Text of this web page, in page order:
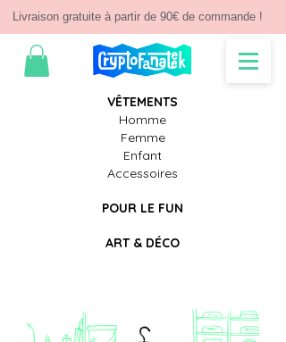
Livraison gratuite à partir de 90€ de commande !
VÊTEMENTS
Homme
Femme
Enfant
Accessoires
POUR LE FUN
ART & DÉCO